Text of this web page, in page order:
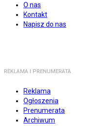
O nas
Kontakt
Napisz do nas
REKLAMA I PRENUMERATA
Reklama
Ogłoszenia
Prenumerata
Archiwum